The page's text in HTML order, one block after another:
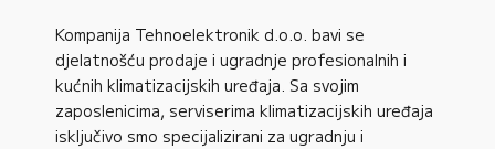
Kompanija Tehnoelektronik d.o.o. bavi se
djelatnošću prodaje i ugradnje profesionalnih i
kućnih klimatizacijskih uređaja. Sa svojim
zaposlenicima, serviserima klimatizacijskih uređaja
isključivo smo specijalizirani za ugradnju i